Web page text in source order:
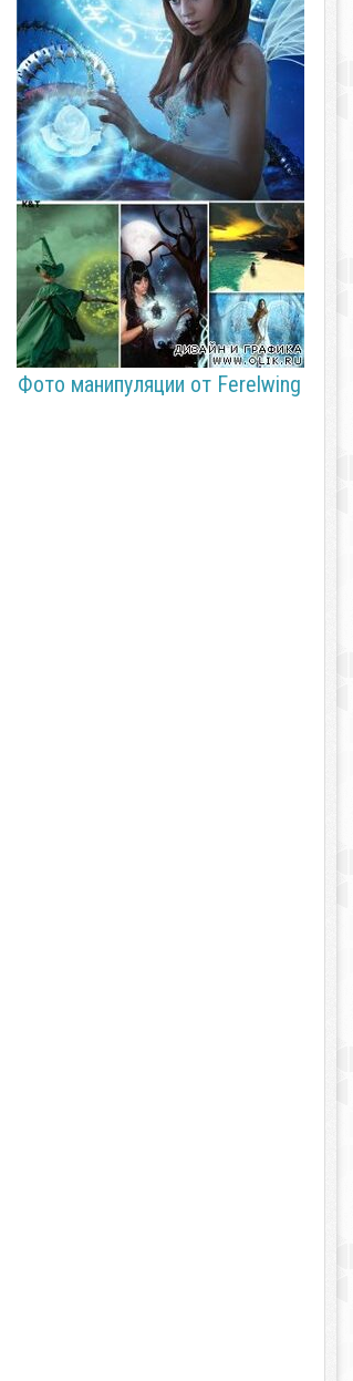
Фото манипуляции от Ferelwing